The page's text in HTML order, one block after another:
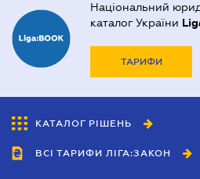
Національний
каталог України
ТАРИФИ
КАТАЛОГ РІШЕНЬ
ВСІ ТАРИФИ ЛІГА:ЗАКОН